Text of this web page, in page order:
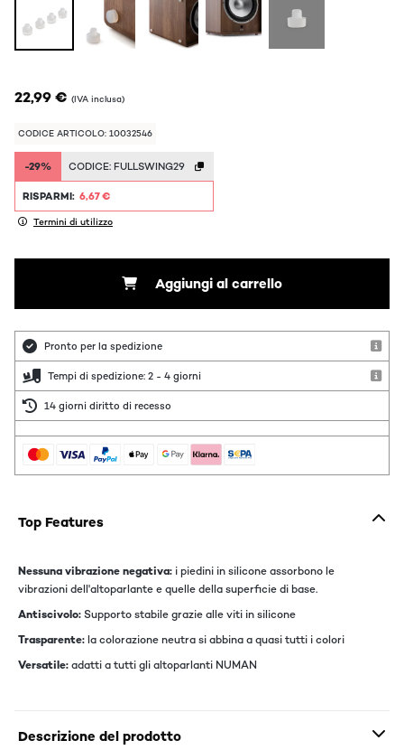
22,99 € (IVA inclusa)
CODICE ARTICOLO: 10032546
-29% CODICE: FULLSWING29
RISPARMI: 6,67 €
Termini di utilizzo
Aggiungi al carrello
Pronto per la spedizione
Tempi di spedizione: 2 - 4 giorni
14 giorni diritto di recesso
Top Features
Nessuna vibrazione negativa: i piedini in silicone assorbono le
vibrazioni dell'altoparlante e quelle della superficie di base.
Antiscivolo:Supporto stabile grazie alle viti in silicone
Trasparente:la colorazione neutra si abbina a quasi tutti i colori
Versatile:adatti a tutti gli altoparlanti NUMAN
Descrizione del prodotto